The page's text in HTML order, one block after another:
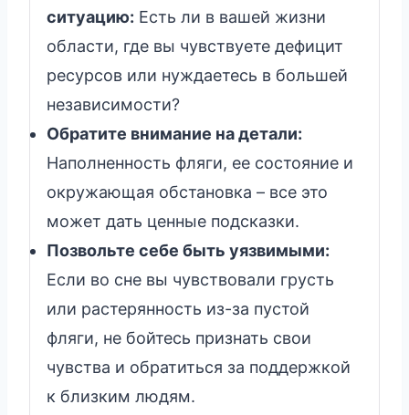
ситуацию: Есть ли в вашей жизни
области, где вы чувствуете дефицит
ресурсов или нуждаетесь в большей
независимости?
Обратите внимание на детали:
Наполненность фляги, ее состояние и
окружающая обстановка – все это
может дать ценные подсказки.
Позвольте себе быть уязвимыми:
Если во сне вы чувствовали грусть
или растерянность из-за пустой
фляги, не бойтесь признать свои
чувства и обратиться за поддержкой
к близким людям.